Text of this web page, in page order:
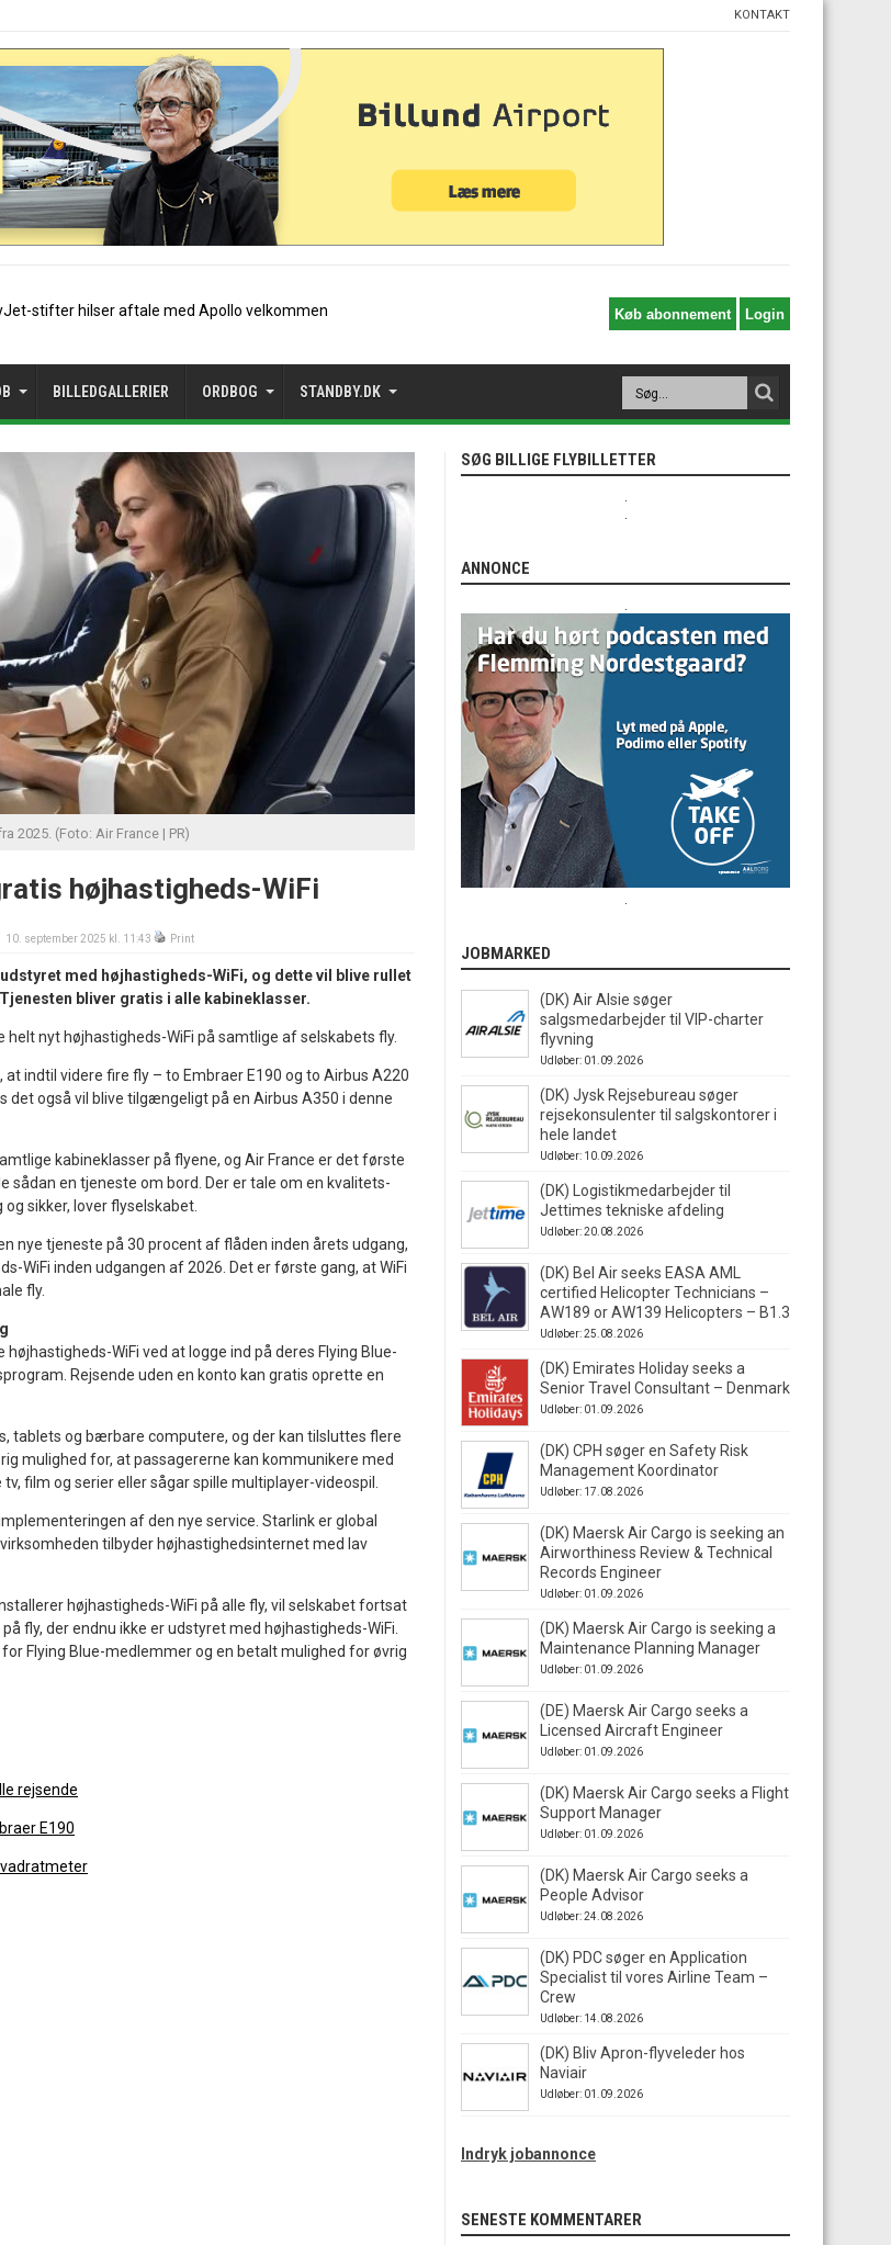
KONTAKT
etablerer A320-s
BILLEDGALLERIER ORDBOG STANDBY.DK
2025. (Foto: Air France | PR)
højhastigheds-WiFi
10. september 2025 kl. 11:43 Print
med højhastigheds-WiFi, og dette vil blive rullet
bliver gratis i alle kabineklasser.
helt nyt højhastigheds-WiFi på samtlige af selskabets fly.
indtil videre fire fly – to Embraer E190 og to Airbus A220
det også vil blive tilgængeligt på en Airbus A350 i denne
kabineklasser på flyene, og Air France er det første
sådan en tjeneste om bord. Der er tale om en kvalitets-
sikker, lover flyselskabet.
nye tjeneste på 30 procent af flåden inden årets udgang,
WiFi inden udgangen af 2026. Det er første gang, at WiFi
fly.
WiFi ved at logge ind på deres Flying Blue-
Rejsende uden en konto kan gratis oprette en
tablets og bærbare computere, og der kan tilsluttes flere
mulighed for, at passagererne kan kommunikere med
film og serier eller sågar spille multiplayer-videospil.
af den nye service. Starlink er global
tilbyder højhastighedsinternet med lav
højhastigheds-WiFi på alle fly, vil selskabet fortsat
fly, der endnu ikke er udstyret med højhastigheds-WiFi.
Flying Blue-medlemmer og en betalt mulighed for øvrig
rejsende
E190
SØG BILLIGE FLYBILLETTER
ANNONCE
JOBMARKED
(DK) Air Alsie søger
salgsmedarbejder til VIP-charter
flyvning
Udløber: 01.09.2026
(DK) Jysk Rejsebureau søger
rejsekonsulenter til salgskontorer i
hele landet
Udløber: 10.09.2026
(DK) Logistikmedarbejder til
Jettimes tekniske afdeling
Udløber: 20.08.2026
(DK) Bel Air seeks EASA AML
certified Helicopter Technicians –
AW189 or AW139 Helicopters – B1.3
Udløber: 25.08.2026
(DK) Emirates Holiday seeks a
Senior Travel Consultant – Denmark
Udløber: 01.09.2026
(DK) CPH søger en Safety Risk
Management Koordinator
Udløber: 17.08.2026
(DK) Maersk Air Cargo is seeking an
Airworthiness Review & Technical
Records Engineer
Udløber: 01.09.2026
(DK) Maersk Air Cargo is seeking a
Maintenance Planning Manager
Udløber: 01.09.2026
(DE) Maersk Air Cargo seeks a
Licensed Aircraft Engineer
Udløber: 01.09.2026
(DK) Maersk Air Cargo seeks a Flight
Support Manager
Udløber: 01.09.2026
(DK) Maersk Air Cargo seeks a
People Advisor
Udløber: 24.08.2026
(DK) PDC søger en Application
Specialist til vores Airline Team –
Crew
Udløber: 14.08.2026
(DK) Bliv Apron-flyveleder hos
Naviair
Udløber: 01.09.2026
Indryk jobannonce
SENESTE KOMMENTARER